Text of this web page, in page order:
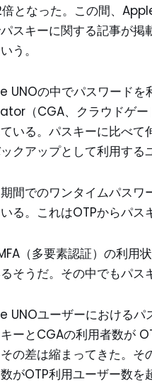
となった。この間、
スキーに関する記事が
う。
UNOの中でパスワード
（CGA、クラウドゲー
いる。パスキーに比べ
クアップとして利用する
間でのワンタイムパスワ
る。これはOTPからパス
（多要素認証）の利用
そうだ。その中でもパス
UNOユーザーにおける
ーとCGAの利用者数が
の差は縮まってきた。
がOTP利用ユーザー数を